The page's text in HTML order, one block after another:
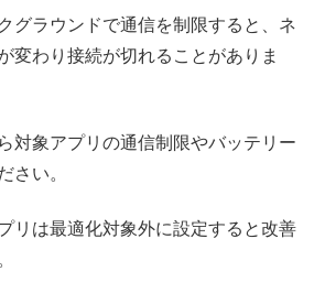
グラウンドで通信を制限すると、ネ
変わり接続が切れることがありま
対象アプリの通信制限やバッテリー
さい。
リは最適化対象外に設定すると改善